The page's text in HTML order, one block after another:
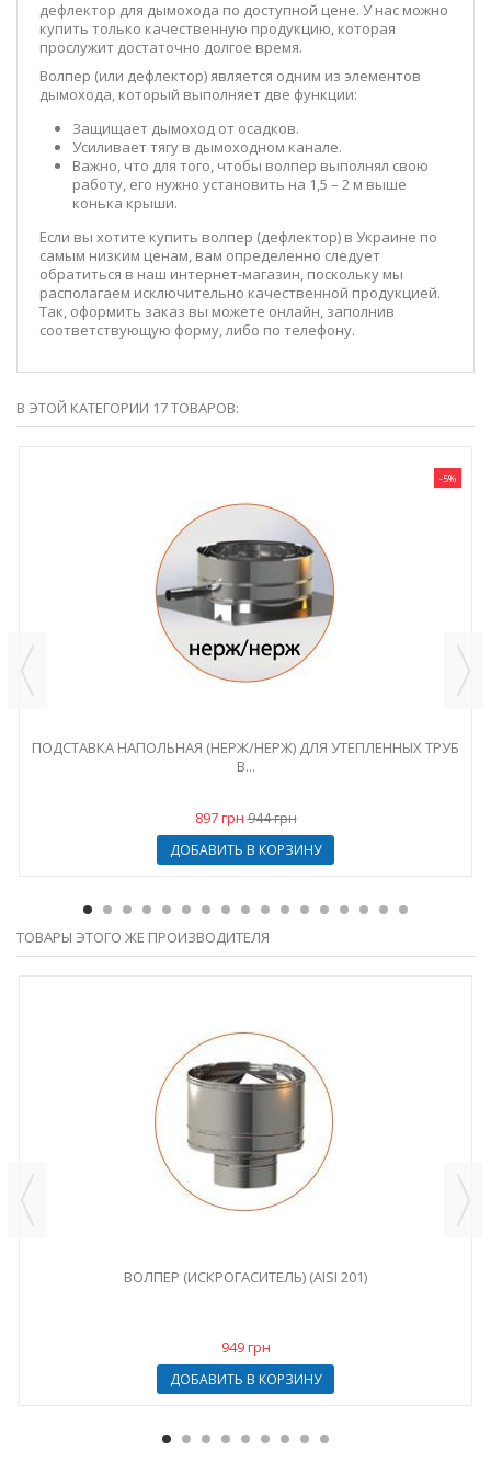
дефлектор для дымохода по доступной цене. У нас можно
купить только качественную продукцию, которая
прослужит достаточно долгое время.
Волпер (или дефлектор) является одним из элементов
дымохода, который выполняет две функции:
Защищает дымоход от осадков.
Усиливает тягу в дымоходном канале.
Важно, что для того, чтобы волпер выполнял свою
работу, его нужно установить на 1,5 – 2 м выше
конька крыши.
Если вы хотите купить волпер (дефлектор) в Украине по
самым низким ценам, вам определенно следует
обратиться в наш интернет-магазин, поскольку мы
располагаем исключительно качественной продукцией.
Так, оформить заказ вы можете онлайн, заполнив
соответствующую форму, либо по телефону.
В ЭТОЙ КАТЕГОРИИ 17 ТОВАРОВ:
-5%
ПОДСТАВКА НАПОЛЬНАЯ (НЕРЖ/НЕРЖ) ДЛЯ УТЕПЛЕННЫХ ТРУБ
В...
897 грн944 грн
ДОБАВИТЬ В КОРЗИНУ
ТОВАРЫ ЭТОГО ЖЕ ПРОИЗВОДИТЕЛЯ
ВОЛПЕР (ИСКРОГАСИТЕЛЬ) (AISI 201)
949 грн
ДОБАВИТЬ В КОРЗИНУ